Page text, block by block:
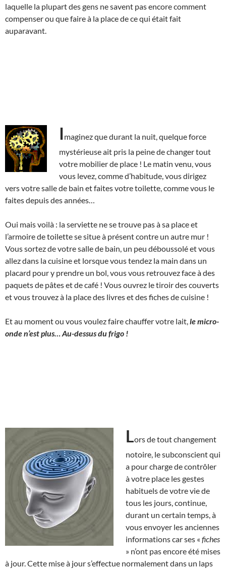
laquelle la plupart des gens ne savent pas encore comment
compenser ou que faire à la place de ce qui était fait
auparavant.
Imaginez que durant la nuit, quelque force
mystérieuse ait pris la peine de changer tout
votre mobilier de place ! Le matin venu, vous
vous levez, comme d’habitude, vous dirigez
vers votre salle de bain et faites votre toilette, comme vous le
faites depuis des années…
Oui mais voilà : la serviette ne se trouve pas à sa place et
l’armoire de toilette se situe à présent contre un autre mur !
Vous sortez de votre salle de bain, un peu déboussolé et vous
allez dans la cuisine et lorsque vous tendez la main dans un
placard pour y prendre un bol, vous vous retrouvez face à des
paquets de pâtes et de café ! Vous ouvrez le tiroir des couverts
et vous trouvez à la place des livres et des fiches de cuisine !
Et au moment ou vous voulez faire chauffer votre lait, le micro-
onde n’est plus… Au-dessus du frigo !
Lors de tout changement
notoire, le subconscient qui
a pour charge de contrôler
à votre place les gestes
habituels de votre vie de
tous les jours, continue,
durant un certain temps, à
vous envoyer les anciennes
informations car ses « fiches
» n’ont pas encore été mises
à jour. Cette mise à jour s’effectue normalement dans un laps